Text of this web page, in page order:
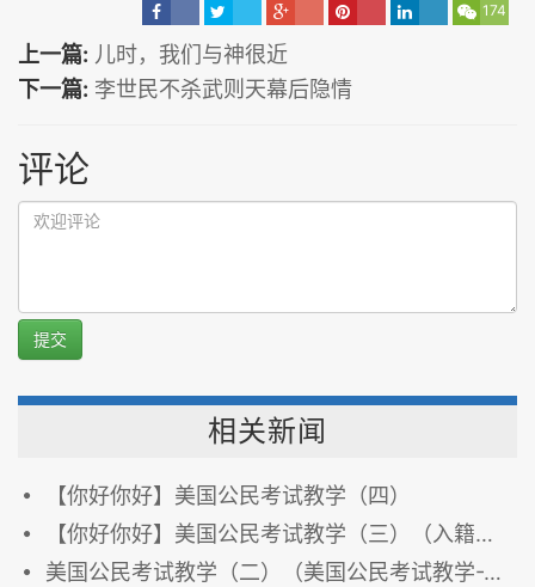
174
上一篇: 儿时，我们与神很近
下一篇: 李世民不杀武则天幕后隐情
评论
提交
相关新闻
【你好你好】美国公民考试教学（四）
【你好你好】美国公民考试教学（三）（入籍考试）
美国公民考试教学（二）（美国公民考试教学-2）